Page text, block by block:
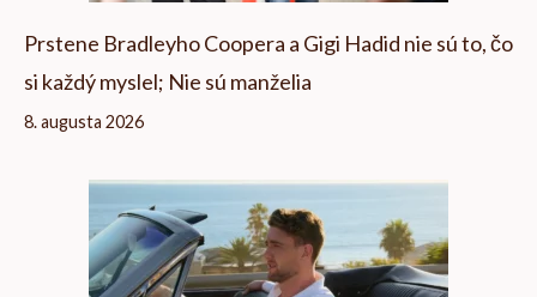
Prstene Bradleyho Coopera a Gigi Hadid nie sú to, čo
si každý myslel; Nie sú manželia
8. augusta 2026